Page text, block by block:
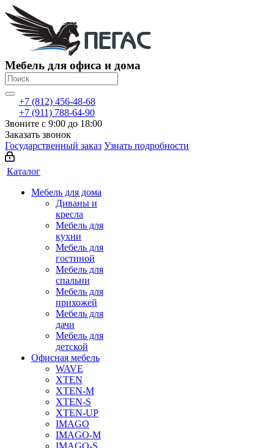
Мебель для офиса и дома
+7 (812) 456-48-68
+7 (911) 788-64-90
Звоните с 9:00 до 18:00
Заказать звонок
Государственный заказ Узнать подробности
Каталог
Мебель для дома
Диваны и
кресла
Мебель для
кухни
Мебель для
гостиной
Мебель для
спальни
Мебель для
прихожей
Мебель для
дачи
Мебель для
детской
Офисная мебель
WAVE
XTEN
XTEN-M
XTEN-S
XTEN-UP
IMAGO
IMAGO-M
IMAGO-S